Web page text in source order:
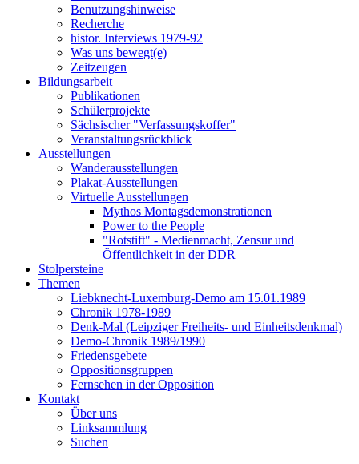
Benutzungshinweise
Recherche
histor. Interviews 1979-92
Was uns bewegt(e)
Zeitzeugen
Bildungsarbeit
Publikationen
Schülerprojekte
Sächsischer "Verfassungskoffer"
Veranstaltungsrückblick
Ausstellungen
Wanderausstellungen
Plakat-Ausstellungen
Virtuelle Ausstellungen
Mythos Montagsdemonstrationen
Power to the People
"Rotstift" - Medienmacht, Zensur und
Öffentlichkeit in der DDR
Stolpersteine
Themen
Liebknecht-Luxemburg-Demo am 15.01.1989
Chronik 1978-1989
Denk-Mal (Leipziger Freiheits- und Einheitsdenkmal)
Demo-Chronik 1989/1990
Friedensgebete
Oppositionsgruppen
Fernsehen in der Opposition
Kontakt
Über uns
Linksammlung
Suchen